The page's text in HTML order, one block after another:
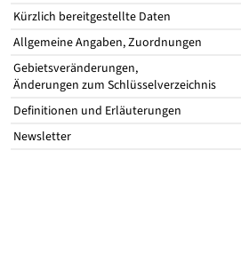
Kürzlich bereitgestellte Daten
Allgemeine Angaben, Zuordnungen
Gebietsveränderungen,
Änderungen zum Schlüsselverzeichnis
Definitionen und Erläuterungen
Newsletter